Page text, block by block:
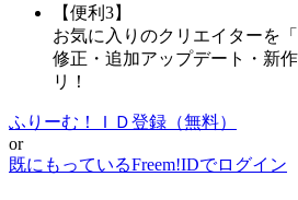
【便利3】
お気に入りのクリエイターを
修正・追加アップデート・新
リ！
ふりーむ！ＩＤ登録（無料）
or
既にもっているFreem!IDでログイン